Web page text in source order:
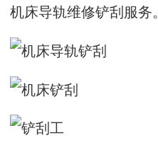
机床导轨维修铲刮服务。